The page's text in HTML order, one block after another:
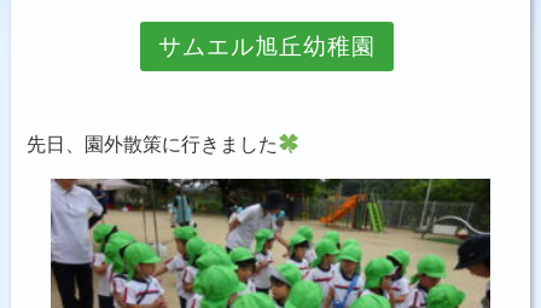
子育て支援
サムエル旭丘幼稚園
先日、園外散策に行きました